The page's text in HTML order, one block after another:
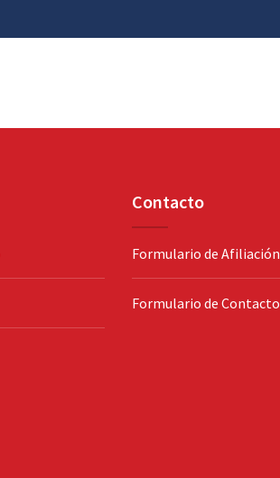
Contacto
Formulario de Afiliación
Formulario de Contacto